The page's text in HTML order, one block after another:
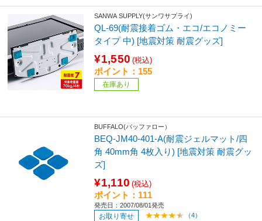
SANWA SUPPLY(サンワサプライ)
QL-69(耐震接着ゴム・エコ/エコノミー
タイプ 中) [地震対策 耐震グッズ]
¥1,550 (税込)
ポイント：155
在庫あり
BUFFALO(バッファロー）
BEQ-JM40-401-A(耐震ジェルマット/四
角 40mm角 4枚入り) [地震対策 耐震グッ
ズ]
¥1,110 (税込)
ポイント：111
発売日：2007/08/01発売
お取り寄せ （4）